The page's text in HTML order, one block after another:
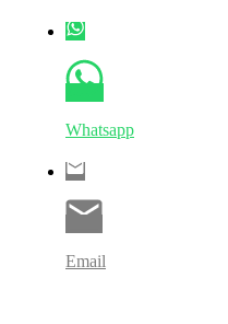
Whatsapp
Email